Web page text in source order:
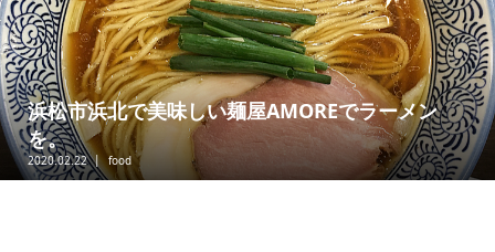
浜松市浜北で美味しい麺屋AMOREでラーメン
を。
2020.02.22 food